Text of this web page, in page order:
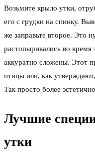
Возьмите крыло утки,
его с грудки на спинку.
же заправьте второе. Это
растопыривались во
аккуратно сложены. Этот
птицы или, как
Так просто более
Лучшие
утки